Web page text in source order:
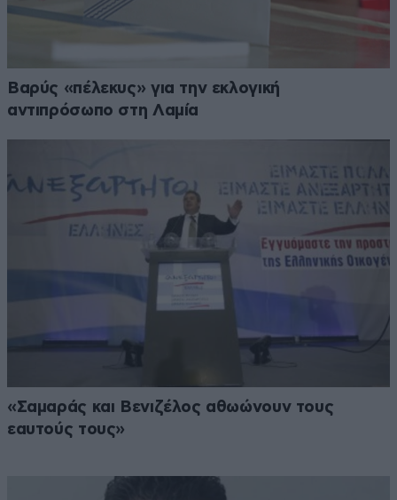
Βαρύς «πέλεκυς» για την εκλογική
αντιπρόσωπο στη Λαμία
«Σαμαράς και Βενιζέλος αθωώνουν τους
εαυτούς τους»